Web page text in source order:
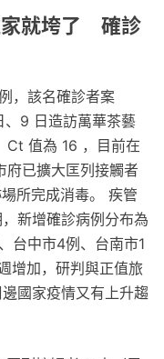
家就垮了 確診
，該名確診者案
9 日造訪萬華茶藝
Ct 值為 16 ，目前在
府已擴大匡列接觸者
所完成消毒。 疾管
新增確診病例分布為
台中市4例、台南市1
增加，研判與正值旅
國家疫情又有上升趨